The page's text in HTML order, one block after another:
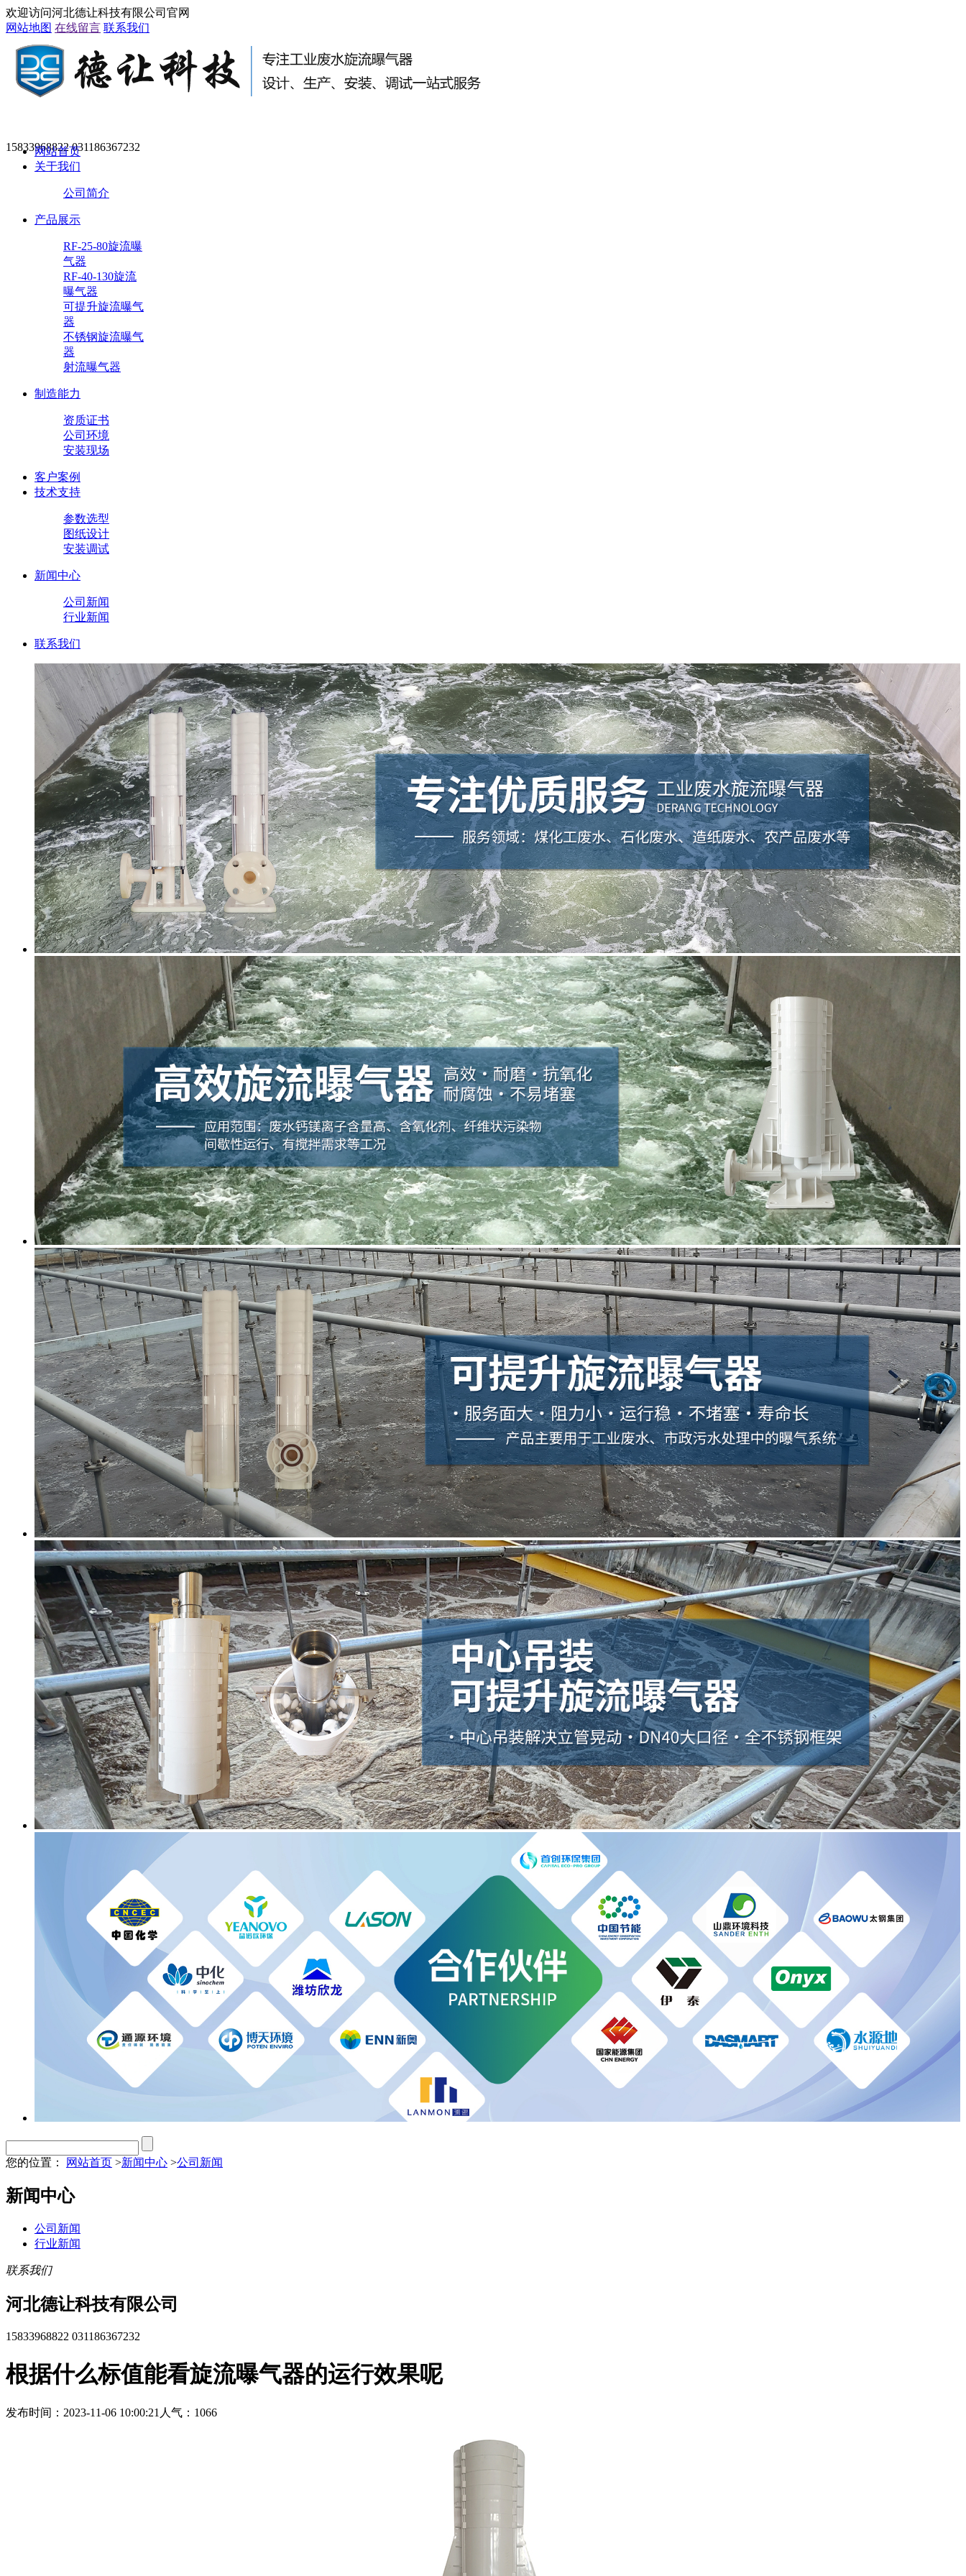
欢迎访问河北德让科技有限公司官网
网站地图 在线留言 联系我们
15833968822 031186367232
网站首页
关于我们
公司简介
产品展示
RF-25-80旋流曝
气器
RF-40-130旋流
曝气器
可提升旋流曝气
器
不锈钢旋流曝气
器
射流曝气器
制造能力
资质证书
公司环境
安装现场
客户案例
技术支持
参数选型
图纸设计
安装调试
新闻中心
公司新闻
行业新闻
联系我们
您的位置： 网站首页 >新闻中心 >公司新闻
新闻中心
公司新闻
行业新闻
联系我们
河北德让科技有限公司
15833968822 031186367232
根据什么标值能看旋流曝气器的运行效果呢
发布时间：2023-11-06 10:00:21 人气：1066